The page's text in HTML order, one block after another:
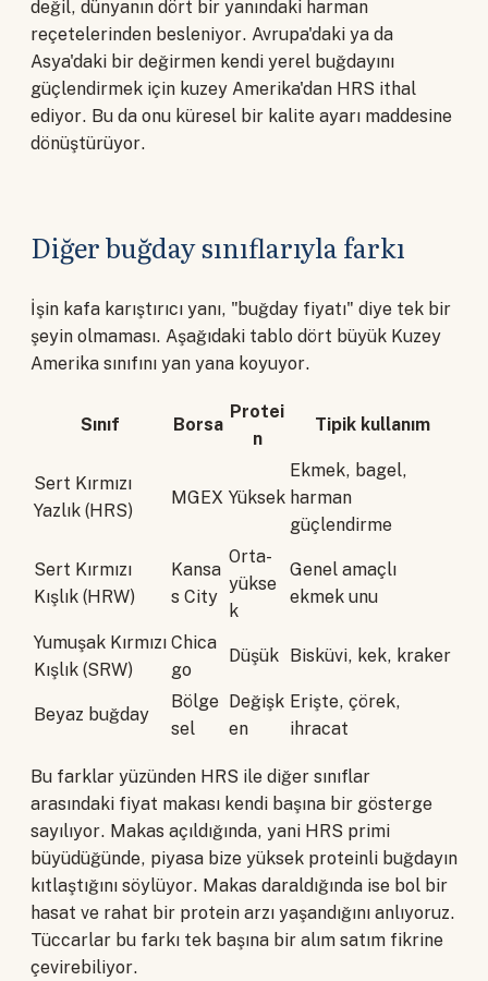
değil, dünyanın dört bir yanındaki harman
reçetelerinden besleniyor. Avrupa'daki ya da
Asya'daki bir değirmen kendi yerel buğdayını
güçlendirmek için kuzey Amerika'dan HRS ithal
ediyor. Bu da onu küresel bir kalite ayarı maddesine
dönüştürüyor.
Diğer buğday sınıflarıyla farkı
İşin kafa karıştırıcı yanı, "buğday fiyatı" diye tek bir
şeyin olmaması. Aşağıdaki tablo dört büyük Kuzey
Amerika sınıfını yan yana koyuyor.
Sınıf Borsa
Protei
n
Tipik kullanım
Sert Kırmızı
Yazlık (HRS)
MGEX Yüksek
Ekmek, bagel,
harman
güçlendirme
Sert Kırmızı
Kışlık (HRW)
Kansa
s City
Orta-
yükse
k
Genel amaçlı
ekmek unu
Yumuşak Kırmızı
Kışlık (SRW)
Chica
go
Düşük Bisküvi, kek, kraker
Beyaz buğday
Bölge
sel
Değişk
en
Erişte, çörek,
ihracat
Bu farklar yüzünden HRS ile diğer sınıflar
arasındaki fiyat makası kendi başına bir gösterge
sayılıyor. Makas açıldığında, yani HRS primi
büyüdüğünde, piyasa bize yüksek proteinli buğdayın
kıtlaştığını söylüyor. Makas daraldığında ise bol bir
hasat ve rahat bir protein arzı yaşandığını anlıyoruz.
Tüccarlar bu farkı tek başına bir alım satım fikrine
çevirebiliyor.